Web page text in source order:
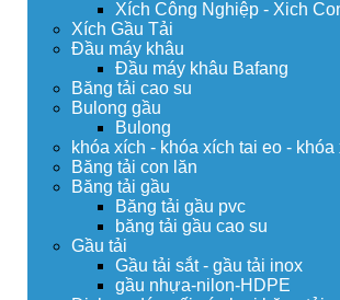
Xích Công Nghiệp - Xich
Xích Gầu Tải
Đầu máy khâu
Đầu máy khâu Bafang
Băng tải cao su
Bulong gầu
Bulong
khóa xích - khóa xích tai eo -
Băng tải con lăn
Băng tải gầu
Băng tải gầu pvc
băng tải gầu cao su
Gầu tải
Gầu tải sắt - gầu tải inox
gầu nhựa-nilon-HDPE